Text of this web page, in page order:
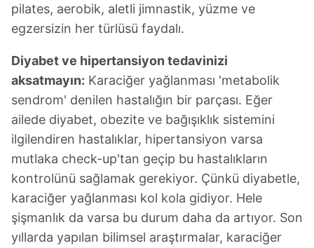
pilates, aerobik, aletli jimnastik, yüzme ve
egzersizin her türlüsü faydalı.
Diyabet ve hipertansiyon tedavinizi
aksatmayın: Karaciğer yağlanması 'metabolik
sendrom' denilen hastalığın bir parçası. Eğer
ailede diyabet, obezite ve bağışıklık sistemini
ilgilendiren hastalıklar, hipertansiyon varsa
mutlaka check-up'tan geçip bu hastalıkların
kontrolünü sağlamak gerekiyor. Çünkü diyabetle,
karaciğer yağlanması kol kola gidiyor. Hele
şişmanlık da varsa bu durum daha da artıyor. Son
yıllarda yapılan bilimsel araştırmalar, karaciğer